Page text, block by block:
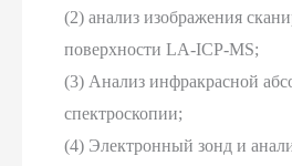
(2) анализ изображения
поверхности LA-ICP-MS;
(3) Анализ инфракрасной
спектроскопии;
(4) Электронный зонд и